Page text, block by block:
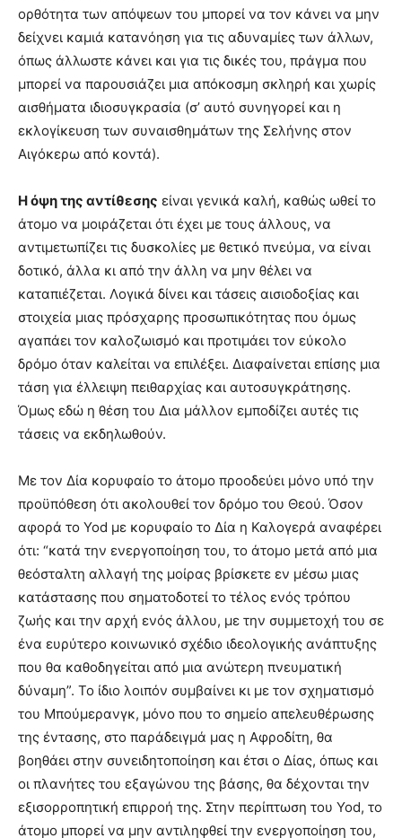
ορθότητα των απόψεων του μπορεί να τον κάνει να μην
δείχνει καμιά κατανόηση για τις αδυναμίες των άλλων,
όπως άλλωστε κάνει και για τις δικές του, πράγμα που
μπορεί να παρουσιάζει μια απόκοσμη σκληρή και χωρίς
αισθήματα ιδιοσυγκρασία (σ’ αυτό συνηγορεί και η
εκλογίκευση των συναισθημάτων της Σελήνης στον
Αιγόκερω από κοντά).
Η όψη της αντίθεσης είναι γενικά καλή, καθώς ωθεί το
άτομο να μοιράζεται ότι έχει με τους άλλους, να
αντιμετωπίζει τις δυσκολίες με θετικό πνεύμα, να είναι
δοτικό, άλλα κι από την άλλη να μην θέλει να
καταπιέζεται. Λογικά δίνει και τάσεις αισιοδοξίας και
στοιχεία μιας πρόσχαρης προσωπικότητας που όμως
αγαπάει τον καλοζωισμό και προτιμάει τον εύκολο
δρόμο όταν καλείται να επιλέξει. Διαφαίνεται επίσης μια
τάση για έλλειψη πειθαρχίας και αυτοσυγκράτησης.
Όμως εδώ η θέση του Δια μάλλον εμποδίζει αυτές τις
τάσεις να εκδηλωθούν.
Με τον Δία κορυφαίο το άτομο προοδεύει μόνο υπό την
προϋπόθεση ότι ακολουθεί τον δρόμο του Θεού. Όσον
αφορά το Yod με κορυφαίο το Δία η Καλογερά αναφέρει
ότι: “κατά την ενεργοποίηση του, το άτομο μετά από μια
θεόσταλτη αλλαγή της μοίρας βρίσκετε εν μέσω μιας
κατάστασης που σηματοδοτεί το τέλος ενός τρόπου
ζωής και την αρχή ενός άλλου, με την συμμετοχή του σε
ένα ευρύτερο κοινωνικό σχέδιο ιδεολογικής ανάπτυξης
που θα καθοδηγείται από μια ανώτερη πνευματική
δύναμη”. Το ίδιο λοιπόν συμβαίνει κι με τον σχηματισμό
του Μπούμερανγκ, μόνο που το σημείο απελευθέρωσης
της έντασης, στο παράδειγμά μας η Αφροδίτη, θα
βοηθάει στην συνειδητοποίηση και έτσι ο Δίας, όπως και
οι πλανήτες του εξαγώνου της βάσης, θα δέχονται την
εξισορροπητική επιρροή της. Στην περίπτωση του Yod, το
άτομο μπορεί να μην αντιληφθεί την ενεργοποίηση του,